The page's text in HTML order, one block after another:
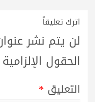
اترك تعليقاً
لن يتم نشر
الحقول
التعليق *